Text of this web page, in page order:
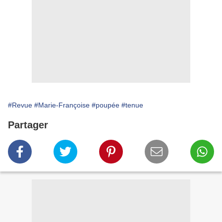
#Revue #Marie-Françoise #poupée #tenue
Partager